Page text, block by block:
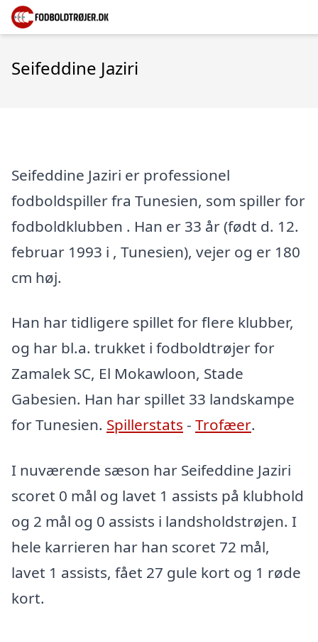
Seifeddine Jaziri
Seifeddine Jaziri er professionel
fodboldspiller fra Tunesien, som spiller for
fodboldklubben . Han er 33 år (født d. 12.
februar 1993 i , Tunesien), vejer og er 180
cm høj.
Han har tidligere spillet for flere klubber,
og har bl.a. trukket i fodboldtrøjer for
Zamalek SC, El Mokawloon, Stade
Gabesien. Han har spillet 33 landskampe
for Tunesien. Spillerstats - Trofæer.
I nuværende sæson har Seifeddine Jaziri
scoret 0 mål og lavet 1 assists på klubhold
og 2 mål og 0 assists i landsholdstrøjen. I
hele karrieren har han scoret 72 mål,
lavet 1 assists, fået 27 gule kort og 1 røde
kort.